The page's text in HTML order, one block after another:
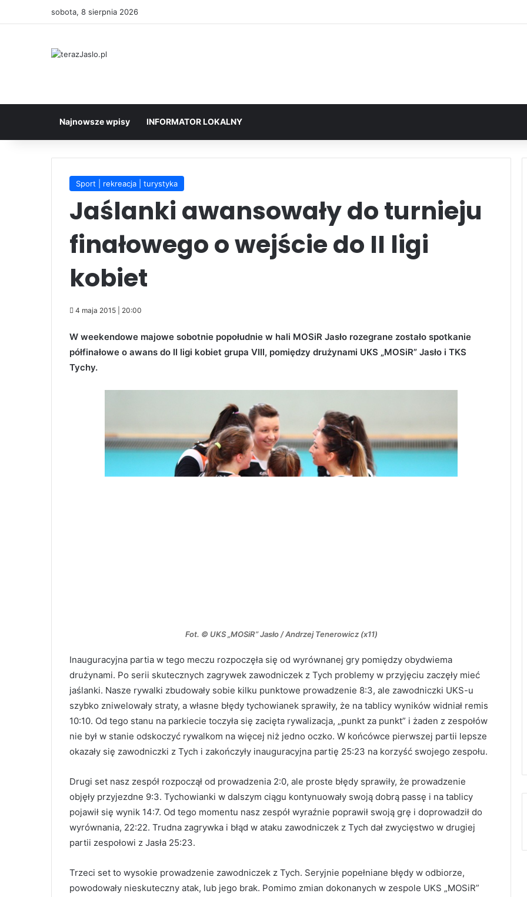
sobota, 8 sierpnia 2026
Najnowsze wpisy INFORMATOR LOKALNY
Sport | rekreacja | turystyka
Jaślanki awansowały do turnieju
finałowego o wejście do II ligi
kobiet
4 maja 2015 | 20:00
W weekendowe majowe sobotnie popołudnie w hali MOSiR Jasło rozegrane zostało spotkanie
półfinałowe o awans do II ligi kobiet grupa VIII, pomiędzy drużynami UKS „MOSiR” Jasło i TKS
Tychy.
Fot. © UKS „MOSiR” Jasło / Andrzej Tenerowicz (x11)
Inauguracyjna partia w tego meczu rozpoczęła się od wyrównanej gry pomiędzy obydwiema
drużynami. Po serii skutecznych zagrywek zawodniczek z Tych problemy w przyjęciu zaczęły mieć
jaślanki. Nasze rywalki zbudowały sobie kilku punktowe prowadzenie 8:3, ale zawodniczki UKS-u
szybko zniwelowały straty, a własne błędy tychowianek sprawiły, że na tablicy wyników widniał remis
10:10. Od tego stanu na parkiecie toczyła się zacięta rywalizacja, „punkt za punkt” i żaden z zespołów
nie był w stanie odskoczyć rywalkom na więcej niż jedno oczko. W końcówce pierwszej partii lepsze
okazały się zawodniczki z Tych i zakończyły inauguracyjna partię 25:23 na korzyść swojego zespołu.
Drugi set nasz zespół rozpoczął od prowadzenia 2:0, ale proste błędy sprawiły, że prowadzenie
objęły przyjezdne 9:3. Tychowianki w dalszym ciągu kontynuowały swoją dobrą passę i na tablicy
pojawił się wynik 14:7. Od tego momentu nasz zespół wyraźnie poprawił swoją grę i doprowadził do
wyrównania, 22:22. Trudna zagrywka i błąd w ataku zawodniczek z Tych dał zwycięstwo w drugiej
partii zespołowi z Jasła 25:23.
Trzeci set to wysokie prowadzenie zawodniczek z Tych. Seryjnie popełniane błędy w odbiorze,
powodowały nieskuteczny atak, lub jego brak. Pomimo zmian dokonanych w zespole UKS „MOSiR”